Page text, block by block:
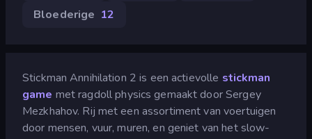
Bloederige 12
Stickman Annihilation 2 is een actievolle stickman
game met ragdoll physics gemaakt door Sergey
Mezkhahov. Rij met een assortiment van voertuigen
door mensen, vuur, muren, en geniet van het slow-